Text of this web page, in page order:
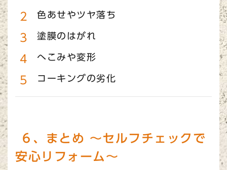
色あせやツヤ落ち
塗膜のはがれ
へこみや変形
コーキングの劣化
６、まとめ ～セルフチェックで
安心リフォーム～